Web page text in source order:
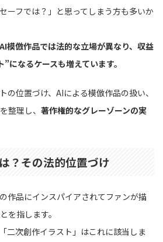
ーフでは？」と思ってしまう方も多いか
模倣作品では法的な立場が異なり、収益
になるケースも増えています。
の位置づけ、AIによる模倣作品の扱い、
整理し、 著作権的なグレーゾーンの実
？その法的位置づけ
作品にインスパイアされてファンが描
を指します。
二次創作イラスト」はこれに該当しま